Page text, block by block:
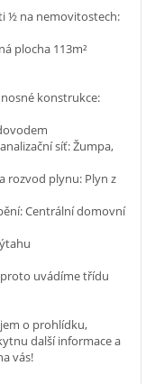
½ na nemovitostech:
plocha 113m²
konstrukce:
síť: Žumpa,
rozvod plynu: Plyn z
Centrální domovní
uvádíme třídu
o prohlídku,
další informace a
vás!